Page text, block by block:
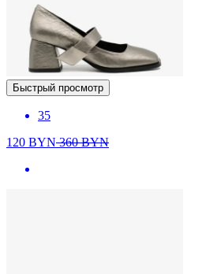
Быстрый просмотр
35
120 BYN360BYN